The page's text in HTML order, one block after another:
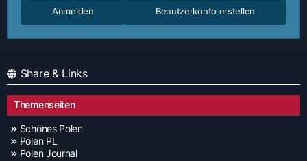
Benutzerkonto erstellen
Anmelden
Share & Links
Themenseiten
Schönes Polen
Polen PL
Polen Journal